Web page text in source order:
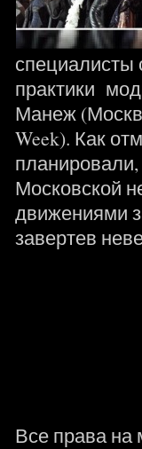
практики
Манеж
Week). Как
Московской
движениями
завертев
Все права на